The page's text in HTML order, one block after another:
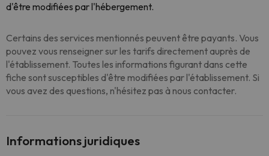
d'être modifiées par l'hébergement.
Certains des services mentionnés peuvent être payants. Vous
pouvez vous renseigner sur les tarifs directement auprès de
l'établissement. Toutes les informations figurant dans cette
fiche sont susceptibles d'être modifiées par l'établissement. Si
vous avez des questions, n'hésitez pas à nous contacter.
Informations juridiques